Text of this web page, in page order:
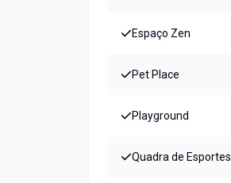
Espaço Zen
Pet Place
Playground
Quadra de Esportes